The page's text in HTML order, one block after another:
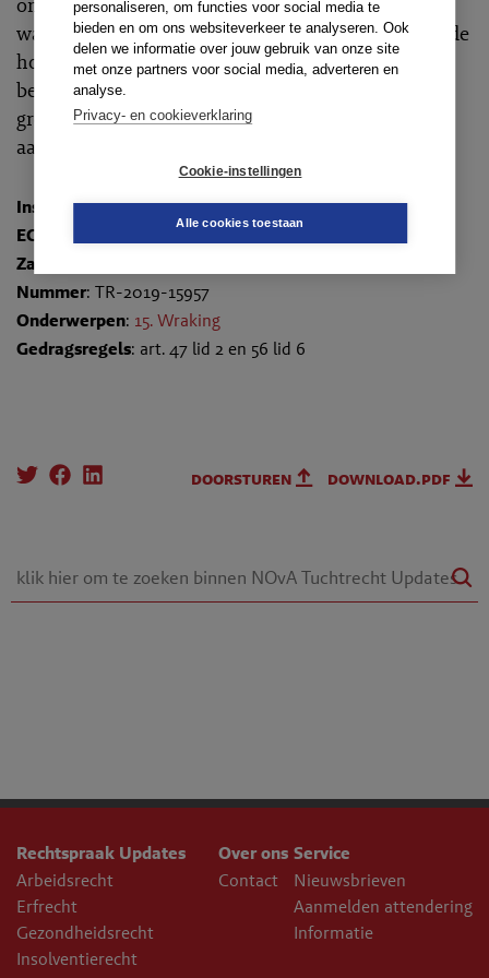
personaliseren, om functies voor social media te
bieden en om ons websiteverkeer te analyseren. Ook
delen we informatie over jouw gebruik van onze site
met onze partners voor social media, adverteren en
analyse.
Privacy- en cookieverklaring
Cookie-instellingen
Alle cookies toestaan
waren al bekend ten tijde van de behandeling van de
hoofdzaak en zijn daar ook besproken. Het hof
bepaalt dat volgende wrakingsverzoeken met deze
grond niet in behandeling worden genomen. Geen
aanleiding prejudiciële vragen te stellen.
Instantie:Hof van Discipline
ECLI
Zaaknummer
Nummer: TR-2019-15957
Onderwerpen: 15. Wraking
Gedragsregels: art. 47 lid 2 en 56 lid 6
doorsturen download.pdf
Rechtspraak Updates
Arbeidsrecht
Erfrecht
Gezondheidsrecht
Insolventierecht
Over ons
Contact
Service
Nieuwsbrieven
Aanmelden attendering
Informatie